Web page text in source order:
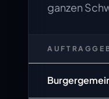
ganzen